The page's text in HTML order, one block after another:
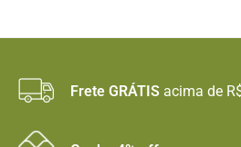
Frete GRÁTIS acima de